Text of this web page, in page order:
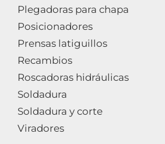
Plegadoras para chapa
Posicionadores
Prensas latiguillos
Recambios
Roscadoras hidráulicas
Soldadura
Soldadura y corte
Viradores